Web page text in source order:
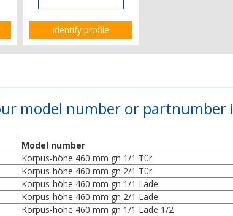
Identify profile
model number or partnumber
Model number
Korpus-höhe 460 mm gn 1/1 Tür
Korpus-höhe 460 mm gn 2/1 Tür
Korpus-höhe 460 mm gn 1/1 Lade
Korpus-höhe 460 mm gn 2/1 Lade
Korpus-höhe 460 mm gn 1/1 Lade 1/2